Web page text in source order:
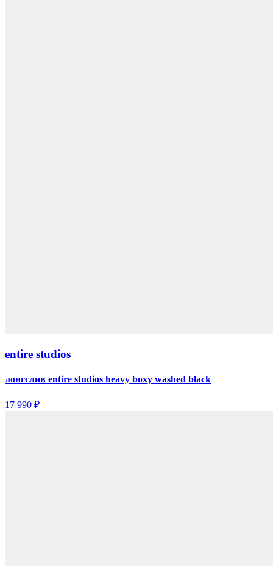
entire studios
лонгслив entire studios heavy boxy washed black
17 990 ₽